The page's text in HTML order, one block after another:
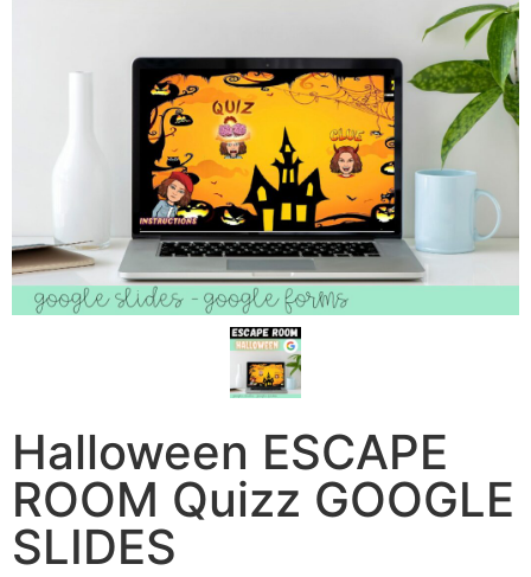
Halloween ESCAPE
ROOM Quizz GOOGLE
SLIDES